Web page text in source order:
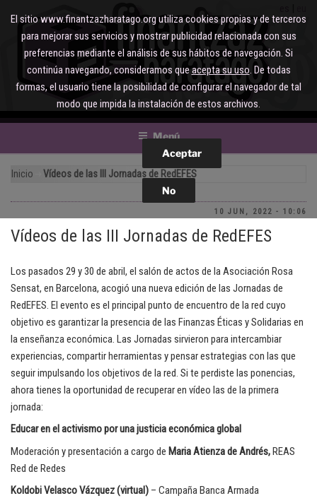
contenido
Menú
Inicio Vídeos de las III Jornadas de RedEFES
10 JUN, 2022 - 10:06
Vídeos de las III Jornadas de RedEFES
Los pasados ​​29 y 30 de abril, el salón de actos de la Asociación Rosa
Sensat, en Barcelona, ​​acogió una nueva edición de las Jornadas de
RedEFES. El evento es el principal punto de encuentro de la red cuyo
objetivo es garantizar la presencia de las Finanzas Éticas y Solidarias en
la enseñanza económica. Las Jornadas sirvieron para intercambiar
experiencias, compartir herramientas y pensar estrategias con las que
seguir impulsando los objetivos de la red. Si te perdiste las ponencias,
ahora tienes la oportunidad de recuperar en vídeo las de la primera
jornada:
Educar en el activismo por una justicia económica global
Moderación y presentación a cargo de Maria Atienza de Andrés,REAS
Red de Redes
Koldobi Velasco Vázquez (virtual) – Campaña Banca Armada
El sitio www.finantzazharatago.org utiliza cookies propias y de terceros
para mejorar sus servicios y mostrar publicidad relacionada con sus
preferencias mediante el análisis de sus hábitos de navegación. Si
continúa navegando, consideramos queacepta su uso. De todas
formas, el usuario tiene la posibilidad de configurar el navegador de tal
modo que impida la instalación de estos archivos.